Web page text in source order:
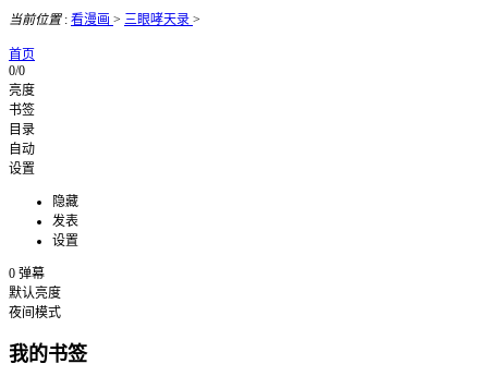
当前位置: 看漫画 > 三眼哮天录 >
首页
0/0
亮度
书签
目录
自动
设置
隐藏
发表
设置
0 弹幕
默认亮度
夜间模式
我的书签